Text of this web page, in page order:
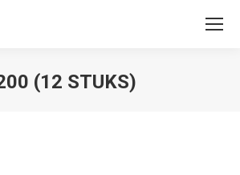
Search:
(12 STUKS)